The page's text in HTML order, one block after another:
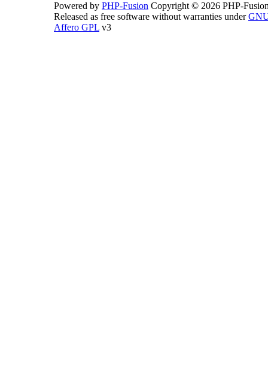
Powered by PHP-Fusion Copyright © 2026 PHP-
Released as free software without warranties under
Affero GPL v3